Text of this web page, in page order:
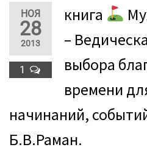
НОЯ
28
2013
1
книга
–
выбора
времени
начинаний,
Б.В.Раман.